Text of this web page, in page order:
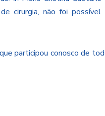
cirurgia, não foi possível
participou conosco de